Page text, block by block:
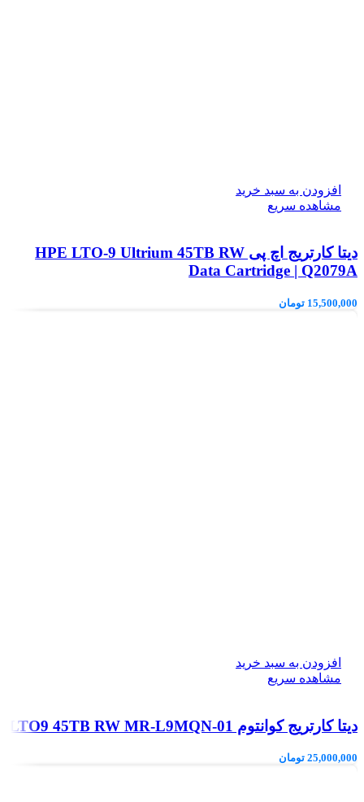
افزودن به سبد خرید
مشاهده سریع
دیتا کارتریج اچ پی HPE LTO‑9 Ultrium 45TB RW
Data Cartridge | Q2079A
15,500,000 تومان
افزودن به سبد خرید
مشاهده سریع
دیتا کارتریج کوانتوم LTO9 45TB RW MR-L9MQN-01
25,000,000 تومان